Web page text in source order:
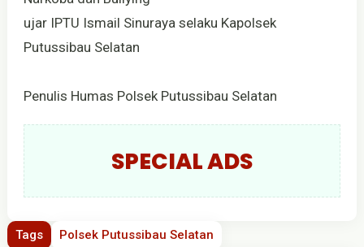
ujar IPTU Ismail Sinuraya selaku Kapolsek
Putussibau Selatan
Penulis Humas Polsek Putussibau Selatan
SPECIAL ADS
Tags Polsek Putussibau Selatan